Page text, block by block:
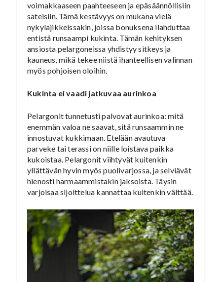
voimakkaaseen paahteeseen ja epäsäännöllisiin
sateisiin. Tämä kestävyys on mukana vielä
nykylajikkeissakin, joissa bonuksena ilahduttaa
entistä runsaampi kukinta. Tämän kehityksen
ansiosta pelargoneissa yhdistyy sitkeys ja
kauneus, mikä tekee niistä ihanteellisen valinnan
myös pohjoisen oloihin.
Kukinta ei vaadi jatkuvaa aurinkoa
Pelargonit tunnetusti palvovat aurinkoa: mitä
enemmän valoa ne saavat, sitä runsaammin ne
innostuvat kukkimaan. Etelään avautuva
parveke tai terassi on niille loistava paikka
kukoistaa. Pelargonit viihtyvät kuitenkin
yllättävän hyvin myös puolivarjossa, ja selviävät
hienosti harmaammistakin jaksoista. Täysin
varjoisaa sijoittelua kannattaa kuitenkin välttää.